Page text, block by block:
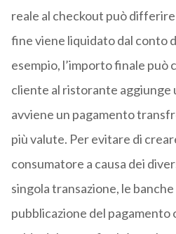
reale al checkout può
fine viene liquidato dal conto
esempio, l’importo finale può
cliente al ristorante aggiunge
avviene un pagamento
più valute. Per evitare di
consumatore a causa dei
singola transazione, le
pubblicazione del pagamento